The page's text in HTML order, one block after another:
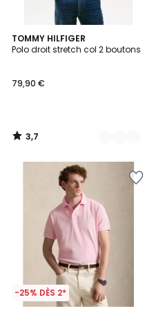
TOMMY HILFIGER
Polo droit stretch col 2 boutons
79,90 €
3,7
/ 5
5
Couleurs
3,7
/
-25% DÈS 2*